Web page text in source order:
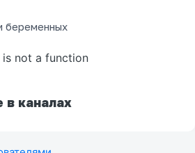
беременных
not a function
в каналах